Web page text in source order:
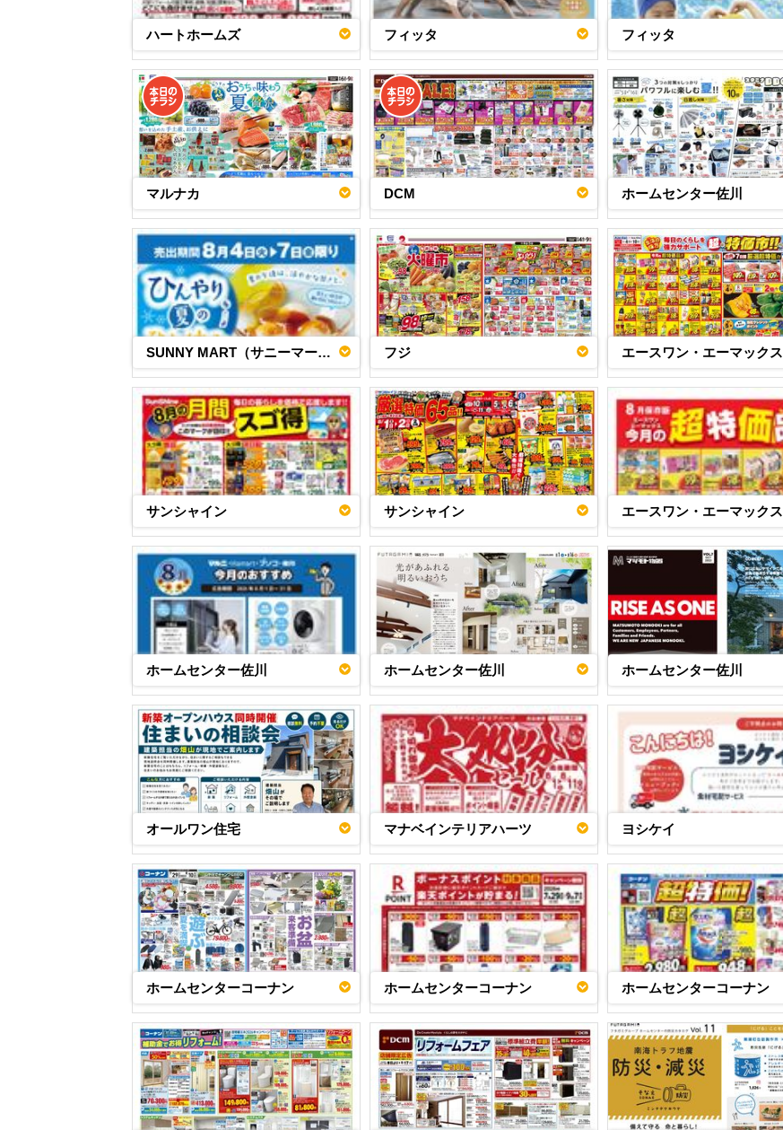
ハートホームズ フィッタ フィッタ
マルナカ DCM ホームセンター佐川
SUNNY MART（サニーマート） フジ エースワン・エーマックス
サンシャイン サンシャイン エースワン・エーマックス
ホームセンター佐川 ホームセンター佐川 ホームセンター佐川
オールワン住宅 マナベインテリアハーツ ヨシケイ
ホームセンターコーナン ホームセンターコーナン ホームセンターコーナン